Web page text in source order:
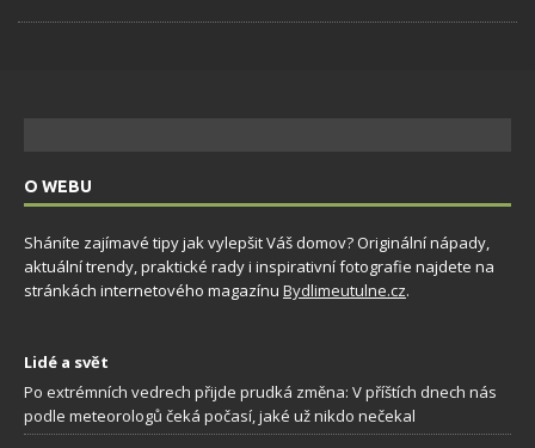
O WEBU
Sháníte zajímavé tipy jak vylepšit Váš domov? Originální nápady,
aktuální trendy, praktické rady i inspirativní fotografie najdete na
stránkách internetového magazínu Bydlimeutulne.cz.
Lidé a svět
Po extrémních vedrech přijde prudká změna: V příštích dnech nás
podle meteorologů čeká počasí, jaké už nikdo nečekal